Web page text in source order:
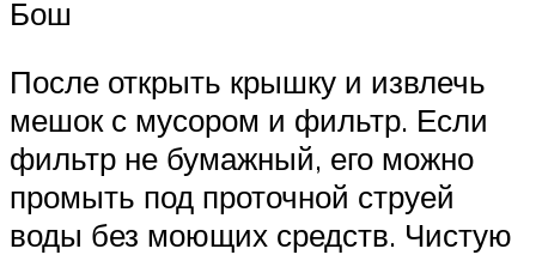
Бош
После открыть крышку и извлечь
мешок с мусором и фильтр. Если
фильтр не бумажный, его можно
промыть под проточной струей
воды без моющих средств. Чистую